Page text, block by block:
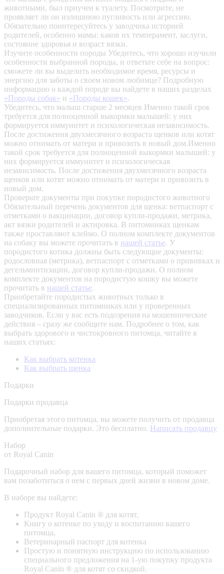
животными, был приучен к туалету. Посмотрите, не
проявляет ли он излишнюю пугливость или агрессию.
Обязательно поинтересуйтесь у заводчика историей
родителей, особенно мамы: каков их темперамент, заслуги,
состояние здоровья и возраст вязки.
Изучите особенности породы Убедитесь, что хорошо изучили
особенности выбранной породы, и ответьте себе на вопрос:
сможете ли вы выделить необходимое время, ресурсы и
энергию для заботы о своем новом любимце? Подробную
информацию о каждой породе вы найдете в наших разделах
«Породы собак» и «Породы кошек».
Убедитесь, что малыш старше 2 месяцев Именно такой срок
требуется для полноценной выкормки малышей: у них
формируется иммунитет и психологическая независимость.
После достижения двухмесячного возраста щенков или котят
можно отнимать от матери и привозить в новый дом.Именно
такой срок требуется для полноценной выкормки малышей: у
них формируется иммунитет и психологическая
независимость. После достижения двухмесячного возраста
щенков или котят можно отнимать от матери и привозить в
новый дом.
Проверьте документы при покупке породистого животного
Обязательный перечень документов для щенка: ветпаспорт с
отметками о вакцинации, договор купли-продажи, метрика,
акт вязки родителей и актировка. В питомниках щенкам
также проставляют клеймо. О полном комплекте документов
на собаку вы можете прочитать в нашей статье. У
породистого котика должны быть следующие документы:
родословная (метрика), ветпаспорт с отметками о прививках и
дегельминтизации, договор купли-продажи. О полном
комплекте документов на породистую кошку вы можете
прочитать в нашей статье.
Приобретайте породистых животных только в
специализированных питомниках или у проверенных
заводчиков. Если у вас есть подозрения на мошеннические
действия – сразу же сообщите нам. Подробнее о том, как
выбрать здорового и чистокровного питомца, читайте в
наших статьях:
Как выбрать котенка
Как выбрать щенка
Подарки
Подарки продавца
Приобретая этого питомца, вы можете получить от продавца
дополнительные подарки. Это бесплатно. Написать продавцу
Набор
от Royal Canin
Подарочный набор для вашего питомца, который поможет
вам позаботиться о нем с первых дней жизни в новом доме.
В наборе вы найдете:
Продукт Royal Canin ® для котят,
Книгу о котенке по уходу и воспитанию вашего
питомца,
Ветеринарный паспорт для котенка
Простую и понятную инструкцию по использованию
специального предложения на 1-ую покупку продукта
Royal Canin ® для котят со скидкой.